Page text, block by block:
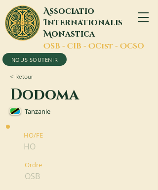
Associatio
Internationalis
Monastica
OSB - CIB - OCist - OCSO
NOUS SOUTENIR
< Retour
Dodoma
Tanzanie
HO/FE
HO
Ordre
OSB